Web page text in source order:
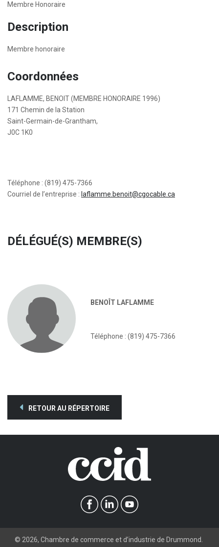
Membre Honoraire
Description
Membre honoraire
Coordonnées
LAFLAMME, BENOIT (MEMBRE HONORAIRE 1996)
171 Chemin de la Station
Saint-Germain-de-Grantham,
J0C 1K0
Téléphone : (819) 475-7366
Courriel de l’entreprise : laflamme.benoit@cgocable.ca
DÉLÉGUÉ(S) MEMBRE(S)
BENOÎT LAFLAMME
Téléphone : (819) 475-7366
RETOUR AU RÉPERTOIRE
© 2026, Chambre de commerce et d’industrie de Drummond.